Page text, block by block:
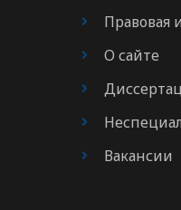
Правовая
О сайте
Вакансии